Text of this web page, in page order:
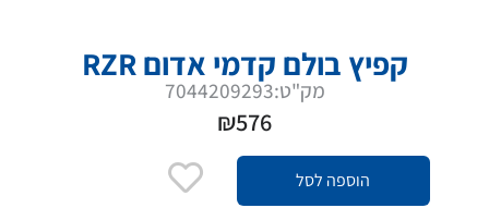
קפיץ בולם קדמי אדום RZR
מק"ט:7044209293
₪576
הוספה לסל